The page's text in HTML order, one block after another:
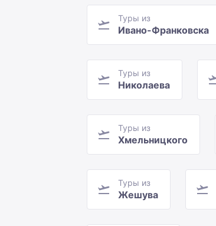
Туры из
Ивано-Франковска
Туры из
Николаева
Туры из
Хмельницкого
Туры из
Жешува